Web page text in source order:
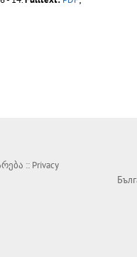
:: Privacy